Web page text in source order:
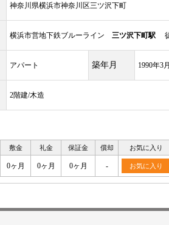
神奈川県横浜市神奈川区三ツ沢下町
横浜市営地下鉄ブルーライン 三ツ沢下町駅
アパート 築年月 1990年3月
2階建/木造
敷金 礼金 保証金 償却 お気に入り
0ヶ月 0ヶ月 0ヶ月 - お気に入り